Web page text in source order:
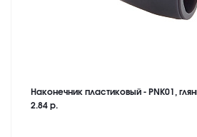
Наконечник пластиковый - PNK01,
2.84 р.